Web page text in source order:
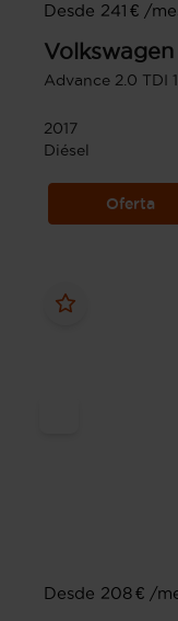
Desde 241 € /
Volkswagen
Advance 2.0 TDI
2017
Diésel
Oferta
Desde 208 € /